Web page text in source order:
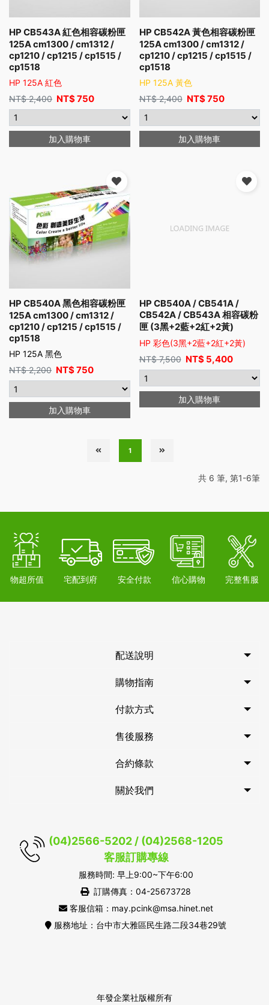
HP CB543A 紅色相容碳粉匣
125A cm1300 / cm1312 /
cp1210 / cp1215 / cp1515 /
cp1518
HP 125A 紅色
NT$2,400 NT$750
加入購物車
HP CB542A 黃色相容碳粉匣
125A cm1300 / cm1312 /
cp1210 / cp1215 / cp1515 /
cp1518
HP 125A 黃色
NT$2,400 NT$750
加入購物車
HP CB540A 黑色相容碳粉匣
125A cm1300 / cm1312 /
cp1210 / cp1215 / cp1515 /
cp1518
HP 125A 黑色
NT$2,200 NT$750
加入購物車
HP CB540A / CB541A /
CB542A / CB543A 相容碳粉
匣 (3黑+2藍+2紅+2黃)
HP 彩色(3黑+2藍+2紅+2黃)
NT$7,500 NT$5,400
加入購物車
1
共 6 筆, 第1-6筆
物超所值 宅配到府 安全付款 信心購物 完整售服
配送說明
購物指南
付款方式
售後服務
合約條款
關於我們
(04)2566-5202 / (04)2568-1205
客服訂購專線
服務時間: 早上9:00~下午6:00
訂購傳真：04-25673728
客服信箱：may.pcink@msa.hinet.net
服務地址：台中市大雅區民生路二段34巷29號
年發企業社版權所有